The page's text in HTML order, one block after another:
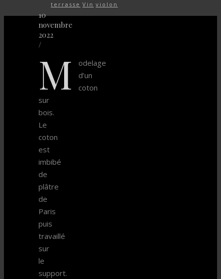
10
novembre
2022
/
M
odelage
d’un
coton
sur
bois.
Le
coton
est
imbibé
de
plâtre
de
Paris
puis
travaillé
sur
le
support.
terrasse Vin violon